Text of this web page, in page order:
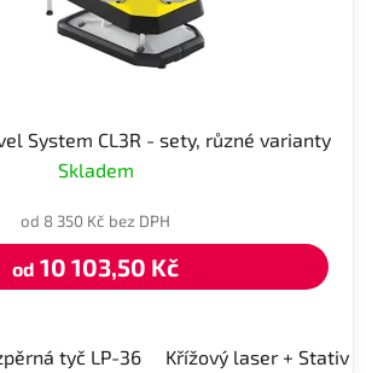
System CL3R - sety, různé varianty
Skladem
od 8 350 Kč bez DPH
od 10 103,50 Kč
tyč LP-36 Křížový laser + Stativ